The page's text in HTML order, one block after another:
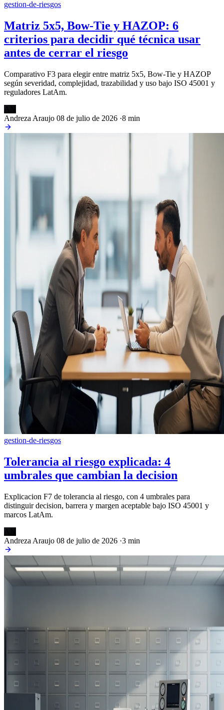
gestion-de-riesgos
Matriz 5x5, Bow-Tie y HAZOP: 6
criterios para decidir qué técnica usar
antes de cerrar el riesgo
Comparativo F3 para elegir entre matriz 5x5, Bow-Tie y HAZOP
según severidad, complejidad, trazabilidad y uso bajo ISO 45001 y
reguladores LatAm.
Andreza Araujo 08 de julio de 2026 ·8 min
gestion-de-riesgos
Tolerancia al riesgo explicada: 4
umbrales que cambian la decision
Explicacion F7 de tolerancia al riesgo, con 4 umbrales para
distinguir decision, barrera y margen aceptable bajo ISO 45001 y
marcos LatAm.
Andreza Araujo 08 de julio de 2026 ·3 min